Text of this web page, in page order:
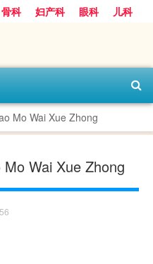
骨科 妇产科 眼科
儿科
Mo Wai Xue Zhong
Wai Xue Zhong